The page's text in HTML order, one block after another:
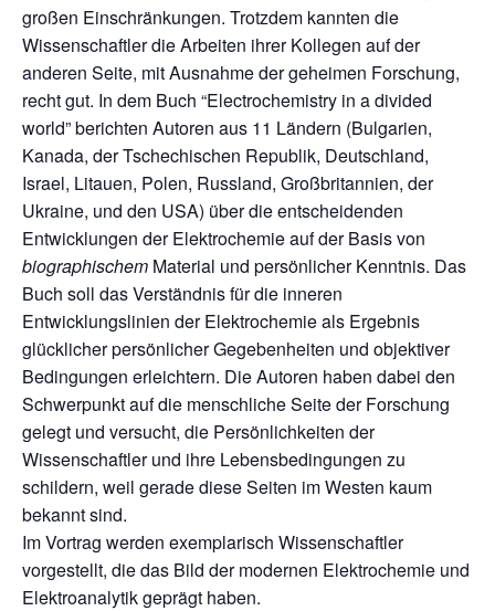
großen Einschränkungen. Trotzdem kannten die
Wissenschaftler die Arbeiten ihrer Kollegen auf der
anderen Seite, mit Ausnahme der geheimen Forschung,
recht gut. In dem Buch “Electrochemistry in a divided
world” berichten Autoren aus 11 Ländern (Bulgarien,
Kanada, der Tschechischen Republik, Deutschland,
Israel, Litauen, Polen, Russland, Großbritannien, der
Ukraine, und den USA) über die entscheidenden
Entwicklungen der Elektrochemie auf der Basis von
biographischem Material und persönlicher Kenntnis. Das
Buch soll das Verständnis für die inneren
Entwicklungslinien der Elektrochemie als Ergebnis
glücklicher persönlicher Gegebenheiten und objektiver
Bedingungen erleichtern. Die Autoren haben dabei den
Schwerpunkt auf die menschliche Seite der Forschung
gelegt und versucht, die Persönlichkeiten der
Wissenschaftler und ihre Lebensbedingungen zu
schildern, weil gerade diese Seiten im Westen kaum
bekannt sind.
Im Vortrag werden exemplarisch Wissenschaftler
vorgestellt, die das Bild der modernen Elektrochemie und
Elektroanalytik geprägt haben.